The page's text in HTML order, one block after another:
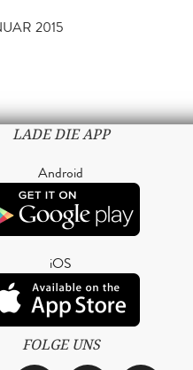
2015
LADE DIE APP
Android
iOS
FOLGE UNS